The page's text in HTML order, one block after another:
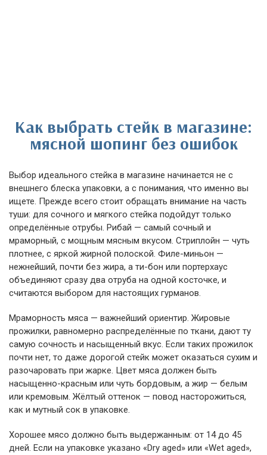
Как выбрать стейк в магазине:
мясной шопинг без ошибок
Выбор идеального стейка в магазине начинается не с
внешнего блеска упаковки, а с понимания, что именно вы
ищете. Прежде всего стоит обращать внимание на часть
туши: для сочного и мягкого стейка подойдут только
определённые отрубы. Рибай — самый сочный и
мраморный, с мощным мясным вкусом. Стриплойн — чуть
плотнее, с яркой жирной полоской. Филе-миньон —
нежнейший, почти без жира, а ти-бон или портерхаус
объединяют сразу два отруба на одной косточке, и
считаются выбором для настоящих гурманов.
Мраморность мяса — важнейший ориентир. Жировые
прожилки, равномерно распределённые по ткани, дают ту
самую сочность и насыщенный вкус. Если таких прожилок
почти нет, то даже дорогой стейк может оказаться сухим и
разочаровать при жарке. Цвет мяса должен быть
насыщенно-красным или чуть бордовым, а жир — белым
или кремовым. Жёлтый оттенок — повод насторожиться,
как и мутный сок в упаковке.
Хорошее мясо должно быть выдержанным: от 14 до 45
дней. Если на упаковке указано «Dry aged» или «Wet aged»,